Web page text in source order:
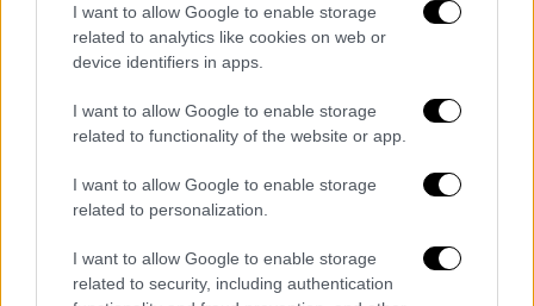
I want to allow Google to enable storage
related to analytics like cookies on web or
device identifiers in apps.
I want to allow Google to enable storage
related to functionality of the website or app.
I want to allow Google to enable storage
related to personalization.
I want to allow Google to enable storage
related to security, including authentication
Τα σχολιά σας δημοσιεύονται άμεσα με δική σας ευθύνη. Το
ΕΘΝΟΣ θα παρεμβαίνει και τα προσβλητικά σχόλια θα